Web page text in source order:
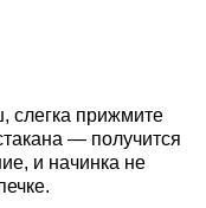
слегка прижмите
— получится
и начинка не